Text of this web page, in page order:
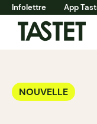
Infolettre App
NOUVELLE